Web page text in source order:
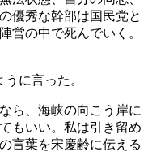
優秀な幹部は国民党と
営の中で死んでいく。
に言った。
ら、海峡の向こう岸に
もいい。私は引き留め
言葉を宋慶齢に伝える